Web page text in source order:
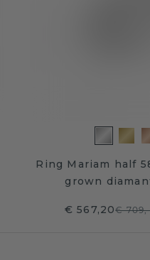
Ring Mariam half
grown
€ 567,20€